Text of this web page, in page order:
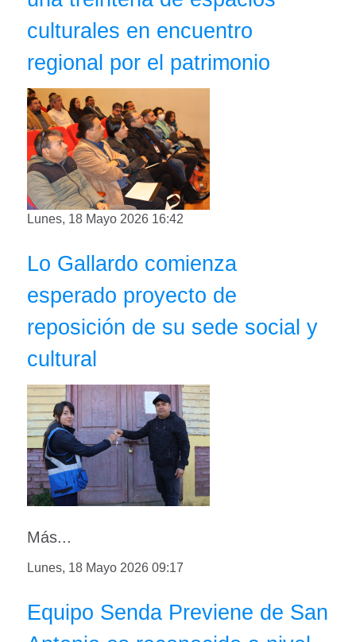
culturales en encuentro
regional por el patrimonio
Lunes, 18 Mayo 2026 16:42
Lo Gallardo comienza
esperado proyecto de
reposición de su sede social y
cultural
Más...
Lunes, 18 Mayo 2026 09:17
Equipo Senda Previene de San